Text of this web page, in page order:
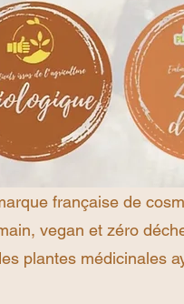
française de
vegan et zéro
plantes médicinales